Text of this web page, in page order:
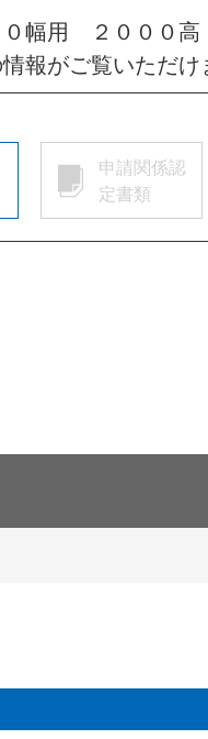
幅用 ２０００
報がご覧いただけ
申請関係認
定書類